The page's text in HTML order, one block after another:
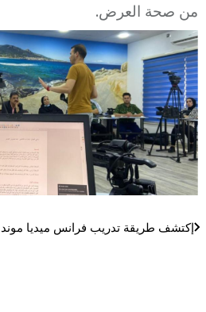
من صحة العرض.
Link
إكتشف طريقة تدريب فرانس ميديا موند